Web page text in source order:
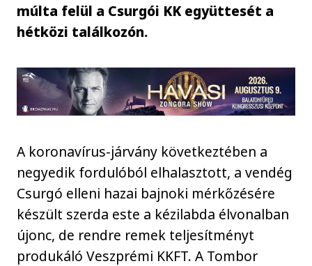
múlta felül a Csurgói KK együttesét a
hétközi találkozón.
A koronavírus-járvány következtében a
negyedik fordulóból elhalasztott, a vendég
Csurgó elleni hazai bajnoki mérkőzésére
készült szerda este a kézilabda élvonalban
újonc, de rendre remek teljesítményt
produkáló Veszprémi KKFT. A Tombor